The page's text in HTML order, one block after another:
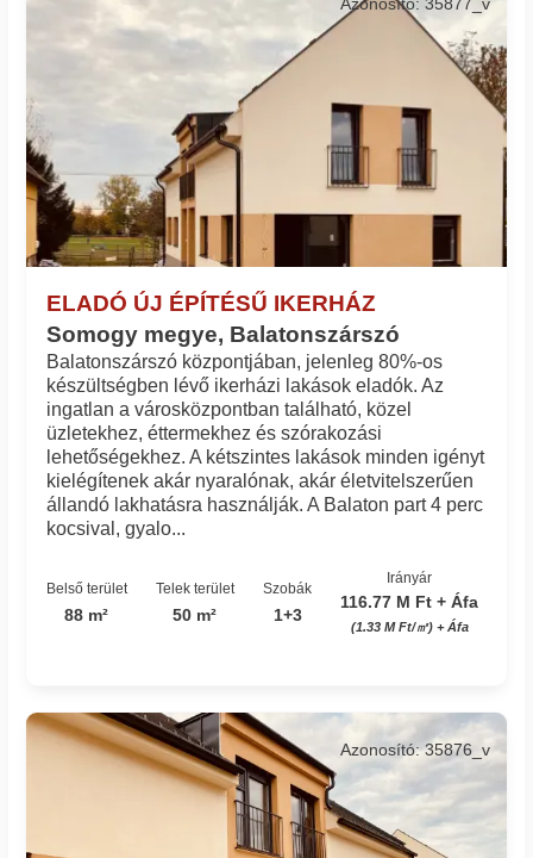
ELADÓ ÚJ ÉPÍTÉSŰ IKERHÁZ
Somogy megye, Balatonszárszó
Azonosító: 35877_v
Balatonszárszó központjában, jelenleg 80%-os
készültségben lévő ikerházi lakások eladók. Az
ingatlan a városközpontban található, közel
üzletekhez, éttermekhez és szórakozási
lehetőségekhez. A kétszintes lakások minden igényt
kielégítenek akár nyaralónak, akár életvitelszerűen
állandó lakhatásra használják. A Balaton part 4 perc
kocsival, gyalo...
Belső terület
88 m²
Telek terület
50 m²
Szobák
1+3
Irányár
116.77 M Ft + Áfa
(1.33 M Ft/㎡) + Áfa
Azonosító: 35876_v